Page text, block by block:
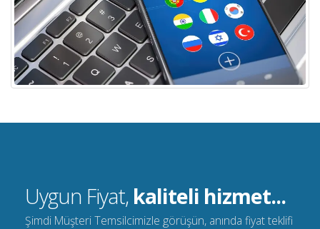
Uygun Fiyat, kaliteli hizmet...
Şimdi Müşteri Temsilcimizle görüşün, anında fiyat teklifi